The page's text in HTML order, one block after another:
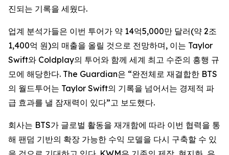
진되는 기록을 세웠다.
업계 분석가들은 이번 투어가 약 14억5,000만 달러(약 2조
1,400억 원)의 매출을 올릴 것으로 전망하며, 이는 Taylor
Swift와 Coldplay의 투어와 함께 세계 최고 수준의 흥행 규
모에 해당한다. The Guardian은 “완전체로 재결합한 BTS
의 월드투어는 Taylor Swift의 기록을 넘어서는 경제적 파
급 효과를 낼 잠재력이 있다”고 보도했다.
회사는 BTS가 글로벌 활동을 재개함에 따라 이번 협력을 통
해 팬덤 기반의 확장 가능한 수익 모델을 다시 구축할 수 있